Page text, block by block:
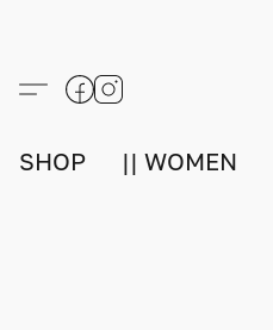
SHOP || WOMEN